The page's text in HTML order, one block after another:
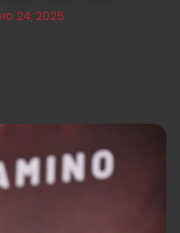
24, 2025